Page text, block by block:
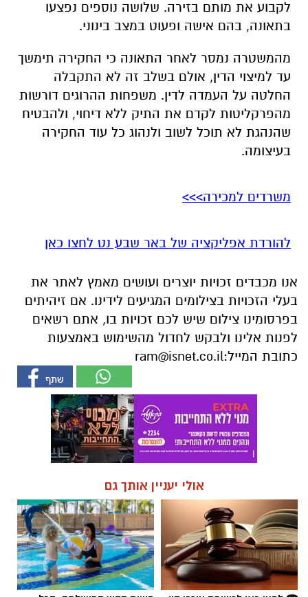
לקבוע את מותם בזירה. שלושה נוספים נפצעו
בתאונה, בהם אישה ופעוט במצב בינוני.
מהמשטרה נמסר לאחר התאונה כי החקירה תימשך
עד למיצוי הדין, אולם בשלב זה לא התקבלה
החלטה על העמדה לדין. משפחות ההרוגים דורשות
מהפרקליטות לקדם את התיק ללא דיחוי, ולהבטיח
שהנהגת לא תוכל לשוב ולנהוג כל עוד החקירה
בעיצומה.
משרדים למכירה>>>
להורדת אפליקציה של באר שבע נט לחצו כאן
אנו מכבדים זכויות יוצרים ועושים מאמץ לאתר את
בעלי הזכויות בצילומים המגיעים לידינו. אם זיהיתים
בפרסומינו צילום שיש לכם זכויות בו, אתם רשאים
לפנות אלינו ולבקש לחדול מהשימוש באמצעות
כתובת המייל:ram@isnet.co.il
אולי יעניין אותך גם